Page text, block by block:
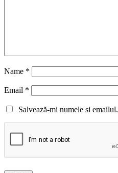
Name *
Email *
Salvează-mi numele si emailul.